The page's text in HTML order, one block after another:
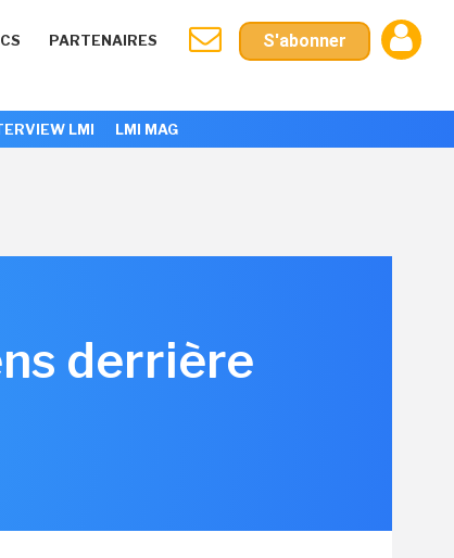
PARTENAIRES S'abonner
LMI LMI MAG
derrière